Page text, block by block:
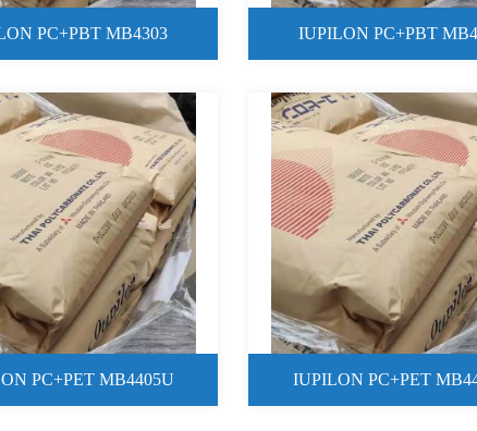
PC+PBT MB4303 IUPILON PC+PBT
PC+PET MB4405U IUPILON PC+PET